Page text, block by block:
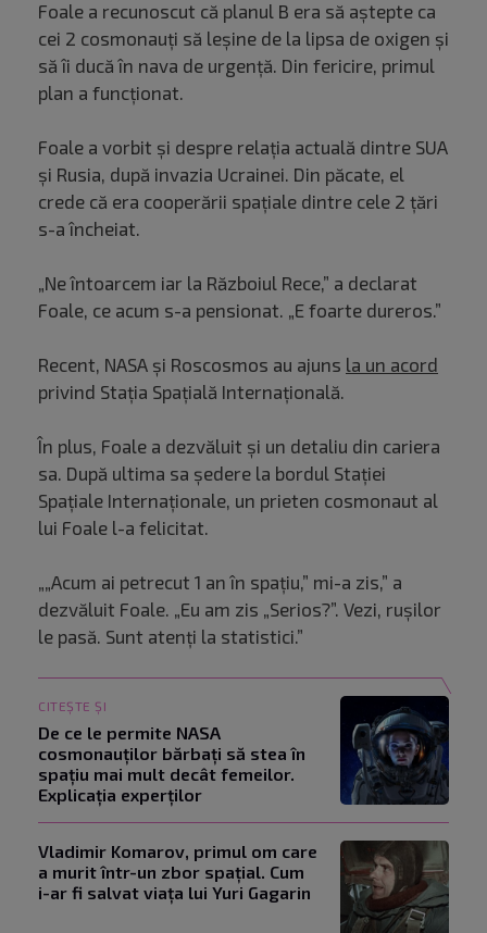
Foale a recunoscut că planul B era să aștepte ca
cei 2 cosmonauți să leșine de la lipsa de oxigen și
să îi ducă în nava de urgență. Din fericire, primul
plan a funcționat.
Foale a vorbit și despre relația actuală dintre SUA
și Rusia, după invazia Ucrainei. Din păcate, el
crede că era cooperării spațiale dintre cele 2 țări
s-a încheiat.
„Ne întoarcem iar la Războiul Rece,” a declarat
Foale, ce acum s-a pensionat. „E foarte dureros.”
Recent, NASA și Roscosmos au ajuns la un acord
privind Stația Spațială Internațională.
În plus, Foale a dezvăluit și un detaliu din cariera
sa. După ultima sa ședere la bordul Stației
Spațiale Internaționale, un prieten cosmonaut al
lui Foale l-a felicitat.
„„Acum ai petrecut 1 an în spațiu,” mi-a zis,” a
dezvăluit Foale. „Eu am zis „Serios?”. Vezi, rușilor
le pasă. Sunt atenți la statistici.”
CITEȘTE ȘI
De ce le permite NASA
cosmonauților bărbați să stea în
spațiu mai mult decât femeilor.
Explicația experților
Vladimir Komarov, primul om care
a murit într-un zbor spațial. Cum
i-ar fi salvat viața lui Yuri Gagarin